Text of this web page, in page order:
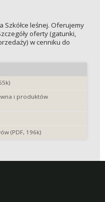
Szkółce leśnej. Oferujemy
oferty (gatunki,
w cenniku do
i produktów
(PDF, 196k)